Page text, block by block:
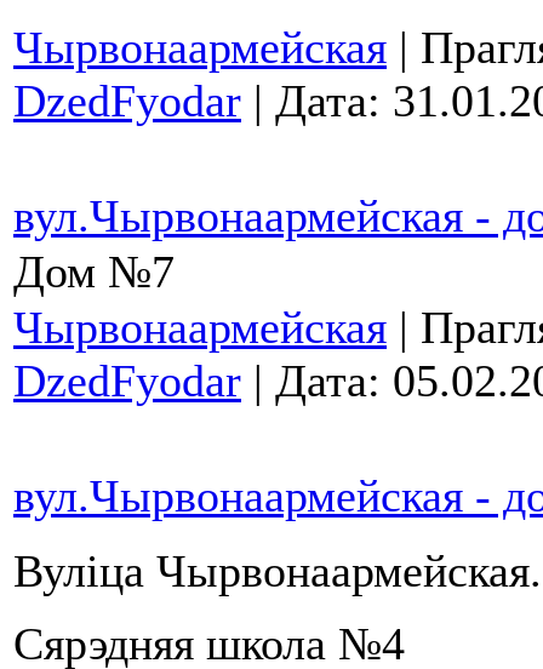
Чырвонаармейская |
DzedFyodar | Дата:
вул.Чырвонаармейская -
Дом №7
Чырвонаармейская |
DzedFyodar | Дата:
вул.Чырвонаармейская
Вуліца
Сярэдняя школа №4